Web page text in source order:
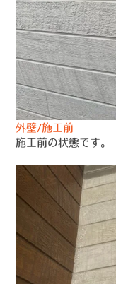
外壁/施工前
施工前の状態です。